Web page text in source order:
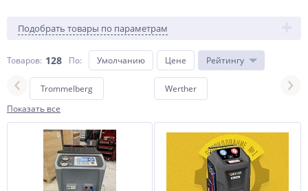
Подобрать товары по параметрам
Товаров: 128 По: Умолчанию Цене Рейтингу
Trommelberg Werther
Показать все